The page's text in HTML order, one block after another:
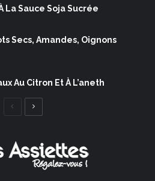
La Sauce Soja Sucrée
Secs, Amandes, Oignons
Au Citron Et À L’aneth
Page